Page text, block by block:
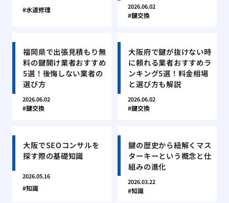
水道修理 2026.06.02
鍵交換
福岡県で出張見積もり無
料の鍵開け業者おすすめ
5選！後悔しない業者の
選び方
2026.06.02
鍵交換
大阪府で鍵が抜けない時
に頼れる業者おすすめラ
ンキング5選！料金相場
と選び方も解説
2026.06.02
鍵交換
大阪でSEOコンサルを
探す際の基礎知識
2026.05.16
知識
鍵の歴史から紐解くマス
ターキーという概念と仕
組みの進化
2026.03.22
知識